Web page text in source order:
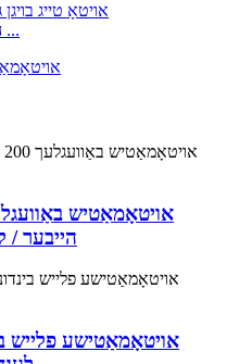
אויטאָ טייג
האַנטגעמאַכט לאָקשן ...
הייבער /
אויטאָמאַטישע פלייש